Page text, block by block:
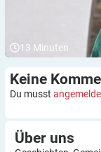
13 Minuten
Keine
Du musst
Über uns